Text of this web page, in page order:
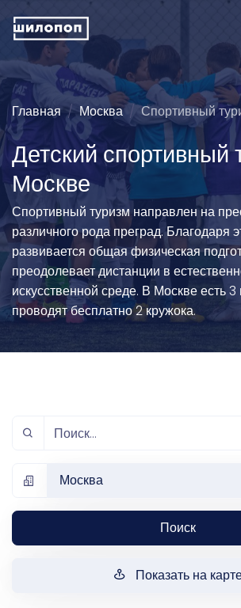
Главная Москва Спортивный
Детский спортивный
Москве
Спортивный туризм направлен на
различного рода преград. Благодаря
развивается общая физическая
преодолевает дистанции в
искусственной среде. В Москве есть
проводят бесплатно 2 кружока.
Москва
Поиск
Показать на